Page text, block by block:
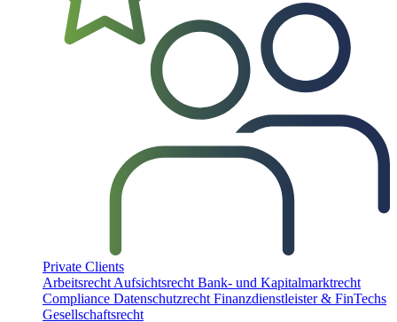
Private Clients
Arbeitsrecht Aufsichtsrecht Bank- und Kapitalmarktrecht
Compliance Datenschutzrecht Finanzdienstleister & FinTechs
Gesellschaftsrecht